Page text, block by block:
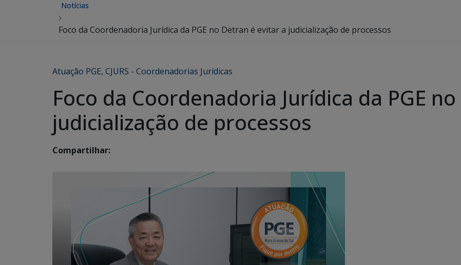
Notícias
Foco da Coordenadoria Jurídica da PGE no Detran é evitar a judicialização de processos
Atuação PGE, CJURS - Coordenadorias Jurídicas
Foco da Coordenadoria Jurídica da PGE
judicialização de processos
Compartilhar: